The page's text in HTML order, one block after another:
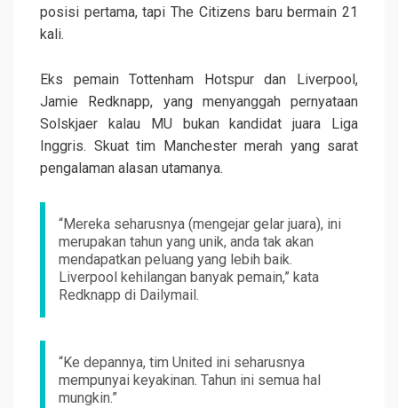
posisi pertama, tapi The Citizens baru bermain 21
kali.
Eks pemain Tottenham Hotspur dan Liverpool,
Jamie Redknapp, yang menyanggah pernyataan
Solskjaer kalau MU bukan kandidat juara Liga
Inggris. Skuat tim Manchester merah yang sarat
pengalaman alasan utamanya.
“Mereka seharusnya (mengejar gelar juara), ini
merupakan tahun yang unik, anda tak akan
mendapatkan peluang yang lebih baik.
Liverpool kehilangan banyak pemain,” kata
Redknapp di Dailymail.
“Ke depannya, tim United ini seharusnya
mempunyai keyakinan. Tahun ini semua hal
mungkin.”